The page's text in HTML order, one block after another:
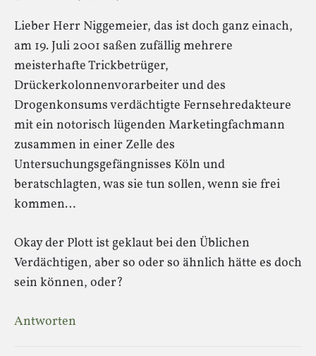
Lieber Herr Niggemeier, das ist doch ganz einach,
am 19. Juli 2001 saßen zufällig mehrere
meisterhafte Trickbetrüger,
Drückerkolonnenvorarbeiter und des
Drogenkonsums verdächtigte Fernsehredakteure
mit ein notorisch lügenden Marketingfachmann
zusammen in einer Zelle des
Untersuchungsgefängnisses Köln und
beratschlagten, was sie tun sollen, wenn sie frei
kommen…
Okay der Plott ist geklaut bei den Üblichen
Verdächtigen, aber so oder so ähnlich hätte es doch
sein können, oder?
Antworten